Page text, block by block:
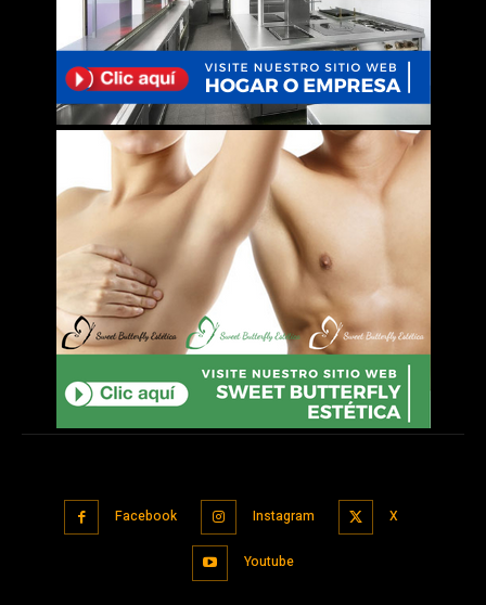
Facebook Instagram X
Youtube